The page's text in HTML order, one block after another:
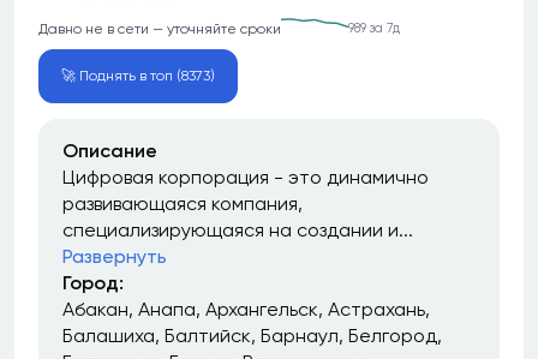
Давно не в сети — уточняйте сроки 989 за 7д
🚀 Поднять в топ (8373)
Описание
Цифровая корпорация - это динамично
развивающаяся компания,
специализирующаяся на создании и...
Развернуть
Город:
Абакан Анапа Архангельск Астрахань
Балашиха Балтийск Барнаул Белгород